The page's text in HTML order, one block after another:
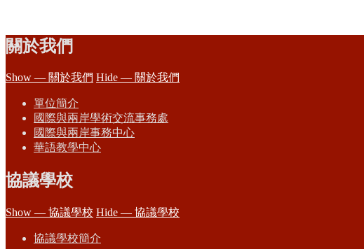
關於我們
Show — 關於我們 Hide — 關於我們
單位簡介
國際與兩岸學術交流事務處
國際與兩岸事務中心
華語教學中心
協議學校
Show — 協議學校 Hide — 協議學校
協議學校簡介